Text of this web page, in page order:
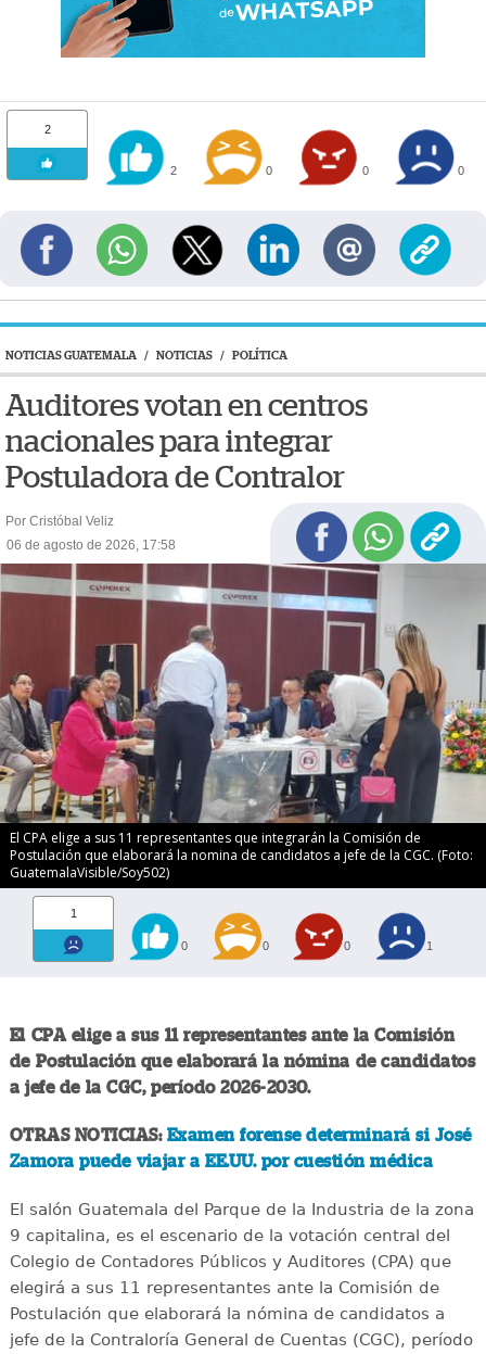
2
2 0 0 0
NOTICIAS GUATEMALA / NOTICIAS / POLÍTICA
Auditores votan en centros
nacionales para integrar
Postuladora de Contralor
Por Cristóbal Veliz
06 de agosto de 2026, 17:58
El CPA elige a sus 11 representantes que integrarán la Comisión de
Postulación que elaborará la nomina de candidatos a jefe de la CGC. (Foto:
GuatemalaVisible/Soy502)
1
0 0 0 1
El CPA elige a sus 11 representantes ante la Comisión
de Postulación que elaborará la nómina de candidatos
a jefe de la CGC, período 2026-2030.
OTRAS NOTICIAS: Examen forense determinará si José
Zamora puede viajar a EE.UU. por cuestión médica
El salón Guatemala del Parque de la Industria de la zona
9 capitalina, es el escenario de la votación central del
Colegio de Contadores Públicos y Auditores (CPA) que
elegirá a sus 11 representantes ante la Comisión de
Postulación que elaborará la nómina de candidatos a
jefe de la Contraloría General de Cuentas (CGC), período